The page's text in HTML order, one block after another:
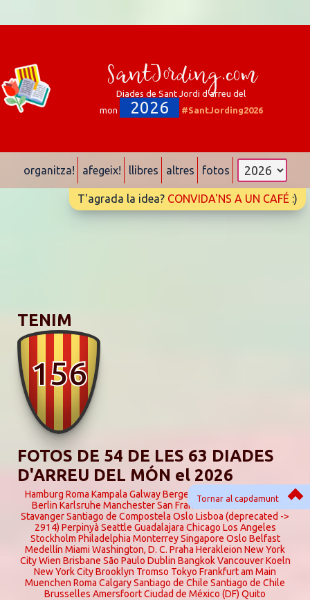
Tornar al capdamunt
SantJording.com
Diades de Sant Jordi d'arreu del
mon
2026 #SantJording2026
organitza! afegeix! llibres altres fotos
T'agrada la idea? CONVIDA'NS A UN CAFÉ :)
TENIM
156
FOTOS DE 54 DE LES 63 DIADES
D'ARREU DEL MÓN el 2026
Hamburg Roma Kampala Galway Bergen Guadalajara
Bangkok
Berlin Karlsruhe ManchesterSan Francisco Rio de Janeiro
StavangerSantiago de Compostela Oslo Lisboa (deprecated ->
2914) Perpinyà Seattle Guadalajara Chicago Los Angeles
Stockholm Philadelphia Monterrey Singapore Oslo Belfast
Medellín Miami Washington, D. C. Praha Herakleion New York
City Wien Brisbane São Paulo Dublin Bangkok Vancouver Koeln
New York CityBrooklyn Tromso Tokyo Frankfurt am Main
Muenchen Roma CalgarySantiago de Chile Santiago de Chile
Brusselles AmersfoortCiudad de México (DF) Quito